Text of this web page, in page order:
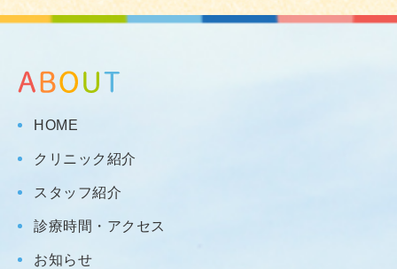
HOME
クリニック紹介
スタッフ紹介
診療時間・アクセス
お知らせ